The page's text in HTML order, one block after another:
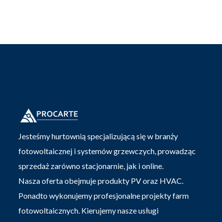
Jesteśmy hurtownią specjalizującą się w branży
fotowoltaicznej i systemów grzewczych, prowadząc
sprzedaż zarówno stacjonarnie, jak i online.
Nasza oferta obejmuje produkty PV oraz HVAC.
Ponadto wykonujemy profesjonalne projekty farm
fotowoltaicznych. Kierujemy nasze usługi